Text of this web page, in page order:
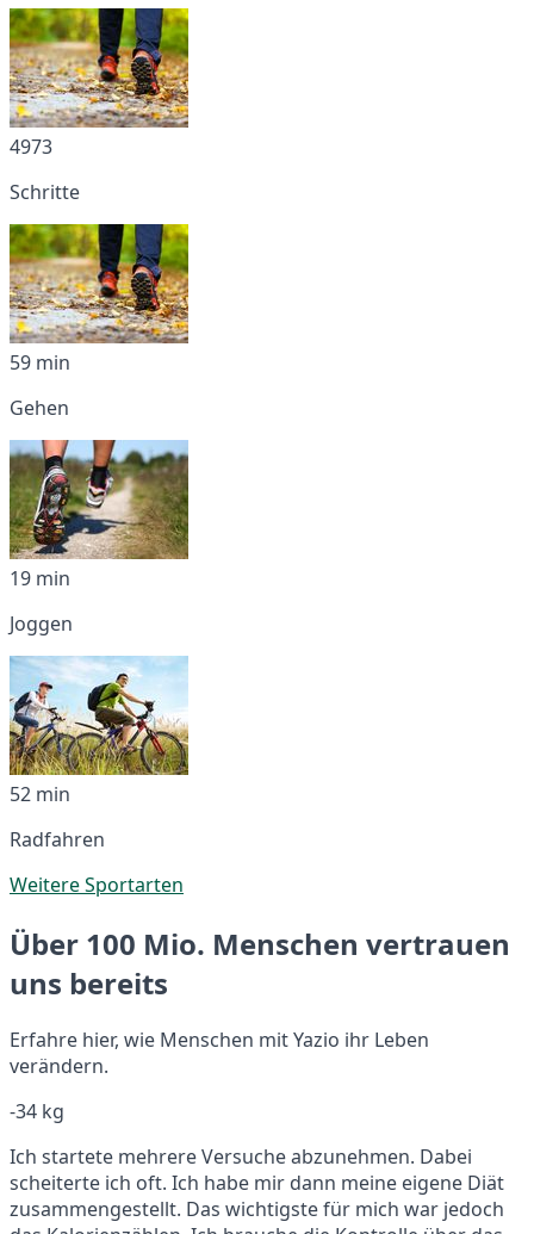
4973
Schritte
59 min
Gehen
19 min
Joggen
52 min
Radfahren
Weitere Sportarten
Über 100 Mio. Menschen vertrauen
uns bereits
Erfahre hier, wie Menschen mit Yazio ihr Leben
verändern.
-34 kg
Ich startete mehrere Versuche abzunehmen. Dabei
scheiterte ich oft. Ich habe mir dann meine eigene Diät
zusammengestellt. Das wichtigste für mich war jedoch